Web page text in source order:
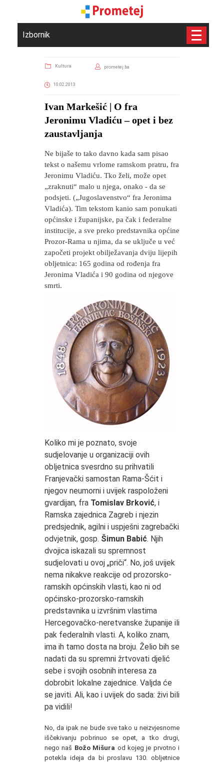
Izbornik
Kultura prometej.ba
10.02.2013
Ivan Markešić | O fra
Jeronimu Vladiću – opet i bez
zaustavljanja
Ne bijaše to tako davno kada sam pisao
tekst o našemu vrlome ramskom pratru, fra
Jeronimu Vladiću. Tko želi, može opet
„zraknuti“ malo u njega, onako - da se
podsjeti. („Jugoslavenstvo“ fra Jeronima
Vladića). Tim tekstom kanio sam ponukati
općinske i županijske, pa čak i federalne
institucije, a sve preko predstavnika općine
Prozor-Rama u njima, da se uključe u već
započeti projekt obilježavanja dviju lijepih
obljetnica: 165 godina od rođenja fra
Jeronima Vladića i 90 godina od njegove
smrti.
Koliko mi je poznato, svoje
sudjelovanje u organizaciji ovih
obljetnica svesrdno su prihvatili
Franjevački samostan Rama-Šćit i
njegov neumorni i uvijek raspoloženi
gvardijan, fra Tomislav Brković, i
Ramska zajednica Zagreb i njezin
predsjednik, agilni i uspješni zagrebački
odvjetnik, gosp. Šimun Babić. Njih
dvojica iskazali su spremnost
sudjelovati u ovoj „priči“. No, još uvijek
nema nikakve reakcije od prozorsko-
ramskih općinskih vlasti, kao ni od
općinsko-prozorsko-ramskih
predstavnika u izvršnim vlastima
Hercegovačko-neretvanske županije ili
pak federalnih vlasti. A, koliko znam,
ima ih tamo dosta na broju. Želio bih se
nadati da su spremni žrtvovati djelić
sebe i svojih osobnih interesa za
dobrobit lokalne zajednice. Valjda će
se javiti. Ali, kao i uvijek do sada: živi bili
pa vidili!
No, da ipak ne bude sve tako u neizvjesnome
iščekivanju pobrinuo se opet, a tko drugi,
nego naš Božo Mišura od kojeg je prvotno i
potekla ideja da bi proslavu 130. obljetnice